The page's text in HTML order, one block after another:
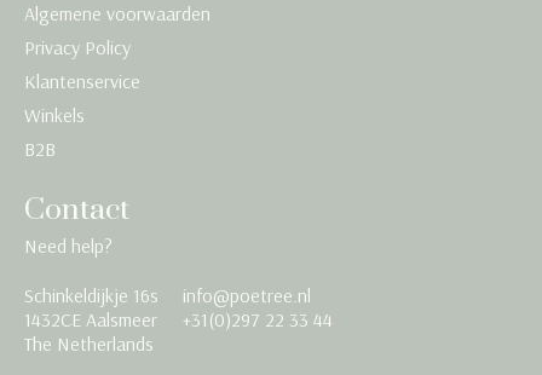
Algemene voorwaarden
Privacy Policy
Klantenservice
Winkels
B2B
Contact
Need help?
Schinkeldijkje 16s
1432CE Aalsmeer
The Netherlands
info@poetree.nl
+31(0)297 22 33 44